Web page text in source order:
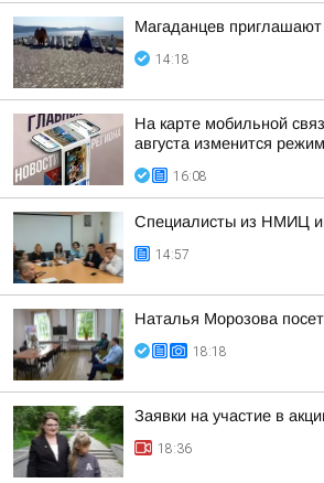
Магаданцев приглашают
14:18
На карте мобильной
августа изменится
16:08
Специалисты из НМИЦ
14:57
Наталья Морозова
18:18
Заявки на участие в
18:36